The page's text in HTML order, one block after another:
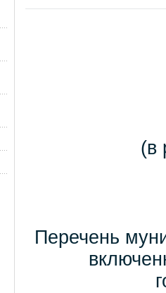
(в
Перечень